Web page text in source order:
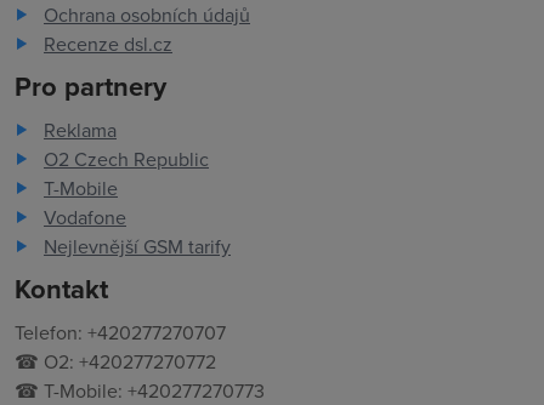
Ochrana osobních údajů
Recenze dsl.cz
Pro partnery
Reklama
O2 Czech Republic
T-Mobile
Vodafone
Nejlevnější GSM tarify
Kontakt
Telefon: +420277270707
☎ O2: +420277270772
☎ T-Mobile: +420277270773